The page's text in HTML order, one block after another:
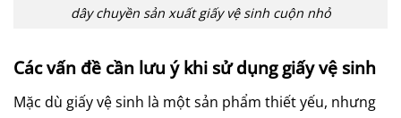
dây chuyền sản xuất giấy vệ sinh cuộn nhỏ
Các vấn đề cần lưu ý khi sử dụng giấy vệ sinh
Mặc dù giấy vệ sinh là một sản phẩm thiết yếu, nhưng